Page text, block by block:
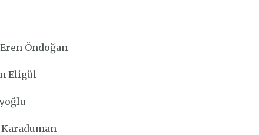
Eren Öndoğan
Eligül